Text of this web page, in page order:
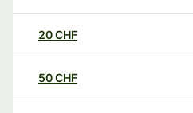
20CHF
50CHF